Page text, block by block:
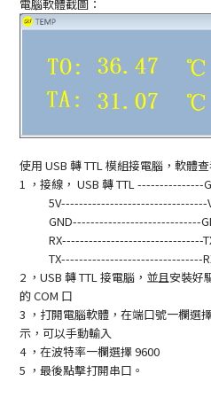
電腦軟體截圖：
使用 USB 轉TTL 模組接電腦，軟體
1 ，接線， USB 轉TTL ---------------
5V---------------------------------
GND-----------------------------
RX--------------------------------
TX--------------------------------
2 ，USB 轉TTL 接電腦，並且安裝好
的COM 口
3 ，打開電腦軟體，在端口號一欄選
示，可以手動輸入
4 ，在波特率一欄選擇9600
5 ，最後點擊打開串口。